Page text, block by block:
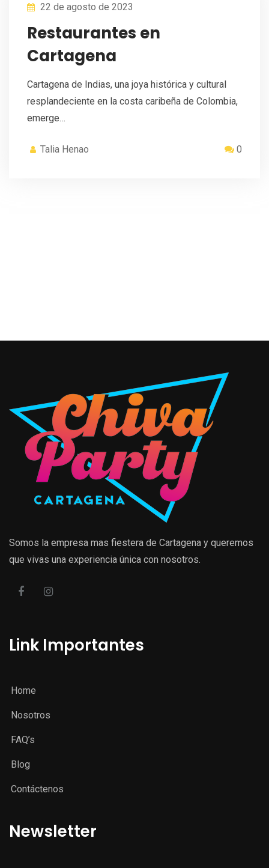
22 de agosto de 2023
Restaurantes en
Cartagena
Cartagena de Indias, una joya histórica y cultural
resplandeciente en la costa caribeña de Colombia,
emerge…
Talia Henao 0
Somos la empresa mas fiestera de Cartagena y queremos
que vivas una experiencia única con nosotros.
Link Importantes
Home
Nosotros
FAQ’s
Blog
Contáctenos
Newsletter